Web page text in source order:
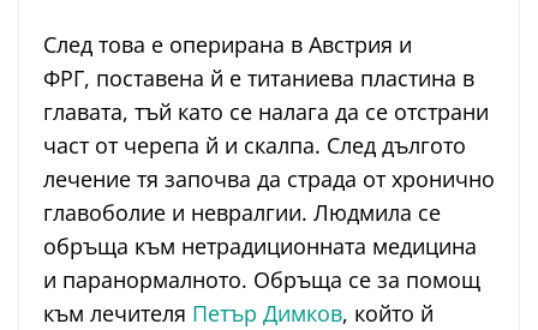
След това е оперирана в Австрия и
ФРГ, поставена й е титаниева пластина в
главата, тъй като се налага да се отстрани
част от черепа й и скалпа. След дългото
лечение тя започва да страда от хронично
главоболие и невралгии. Людмила се
обръща към нетрадиционната медицина
и паранормалното. Обръща се за помощ
към лечителя Петър Димков, който й